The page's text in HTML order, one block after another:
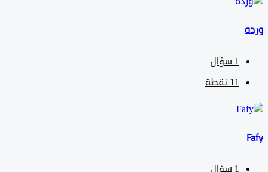
سؤال
نقطة
سؤال